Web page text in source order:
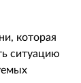
которая
ситуацию